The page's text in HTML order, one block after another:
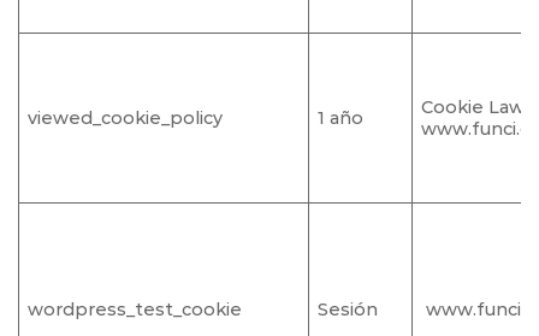
viewed_cookie_policy 1 año
Cookie Law
wordpress_test_cookie Sesión